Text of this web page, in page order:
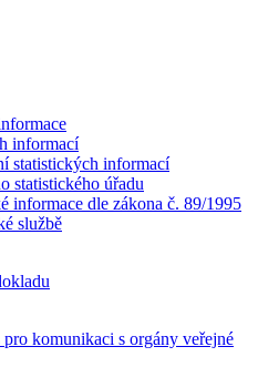
informací
statistických informací
statistického úřadu
informace dle zákona č. 89/1995
službě
komunikaci s orgány veřejné